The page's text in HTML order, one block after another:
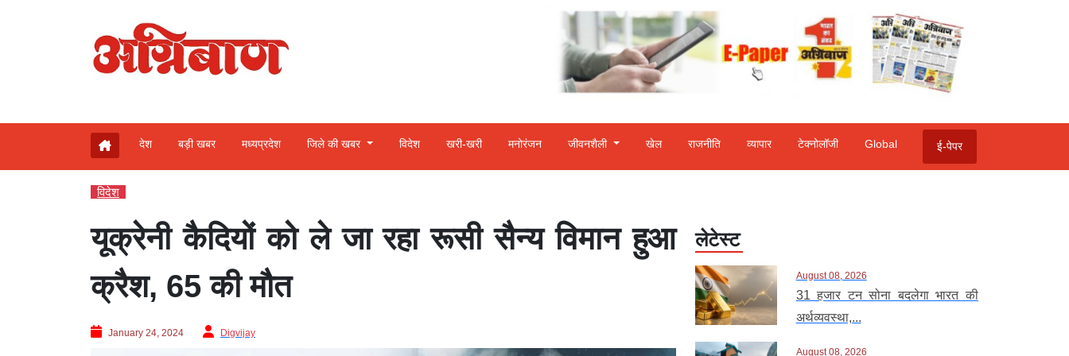
देश बड़ी खबर मध्‍यप्रदेश जिले की खबर विदेश खरी-खरी मनोरंजन जीवनशैली खेल राजनीति व्‍यापार टेक्‍नोलॉजी Global ई-पेपर
विदेश
यूक्रेनी कैदियों को ले जा रहा रूसी सैन्य विमान हुआ
क्रैश, 65 की मौत
January 24, 2024 Digvijay
लेटेस्ट
August 08, 2026
31 हजार टन सोना बदलेगा भारत की
अर्थव्यवस्था,...
August 08, 2026